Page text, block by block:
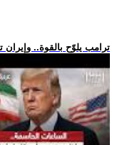
.. ترامب يلوّح بالقوة..